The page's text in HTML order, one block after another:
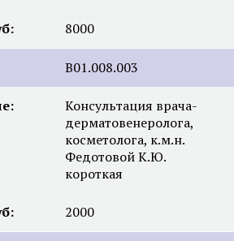
8000
B01.008.003
Консультация врача-
дерматовенеролога,
косметолога, к.м.н.
Федотовой К.Ю.
короткая
2000